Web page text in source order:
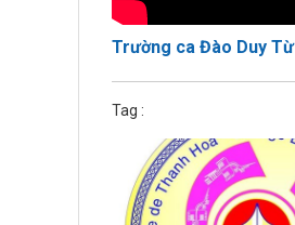
Trường ca Đào Duy Từ
Tag :